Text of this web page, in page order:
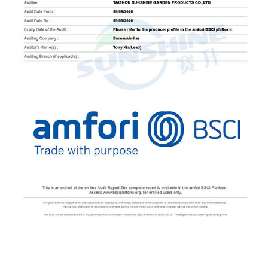
es resistente a condiciones climáticas como lluvia,
nieve y malas temperaturas. A diferencia de la
madera, el acero no se deforma, no se agrieta ni se
pudre, lo que lo convierte en una buena opción
mantenimiento: un cobertizo de acero requiere un
mantenimiento mínimo en comparación con los
cobertizos de madera. Si bien la madera debe
evitar la putrefacción y las plagas, un cobertizo